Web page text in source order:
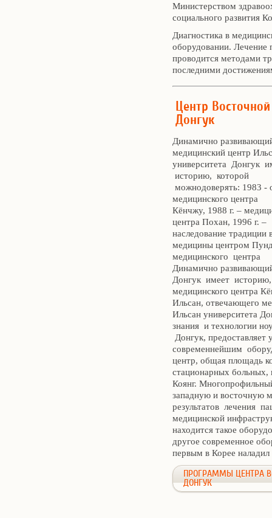
Министерством
социального развития
Диагностика в
оборудовании. Лечение
проводится методами
последними
Центр
Донгук
Динамично
медицинский центр
университета Донгук
историю, которой
можнодоверять: 1983 -
медицинского центра
Кёнчжу, 1988 г. –
центра Похан, 1996 г. –
наследование традиции
медицины центром
медицинского центра
Динамично
Донгук имеет
медицинского центра
Ильсан, отвечающего
Ильсан университета
знания и технологии
Донгук,
современнейшим
центр, общая площадь
стационарных больных,
Коянг.
западную и восточную
результатов лечения
медицинской
находится такое
другое современное
первым в Корее
ПРОГРАММЫ ЦЕНТРА
ДОНГУК